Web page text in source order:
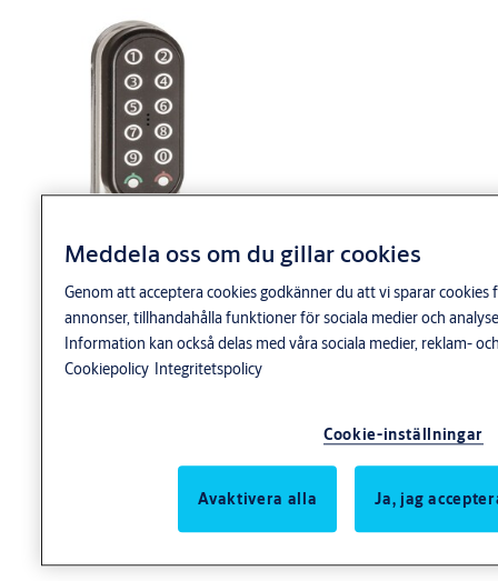
Meddela oss om du gillar cookies
Genom att acceptera cookies godkänner du att vi sparar cookies
annonser, tillhandahålla funktioner för sociala medier och
Information kan också delas med våra sociala medier, reklam-
Cookiepolicy Integritetspolicy
Cookie-inställningar
Avaktivera alla Ja, jag